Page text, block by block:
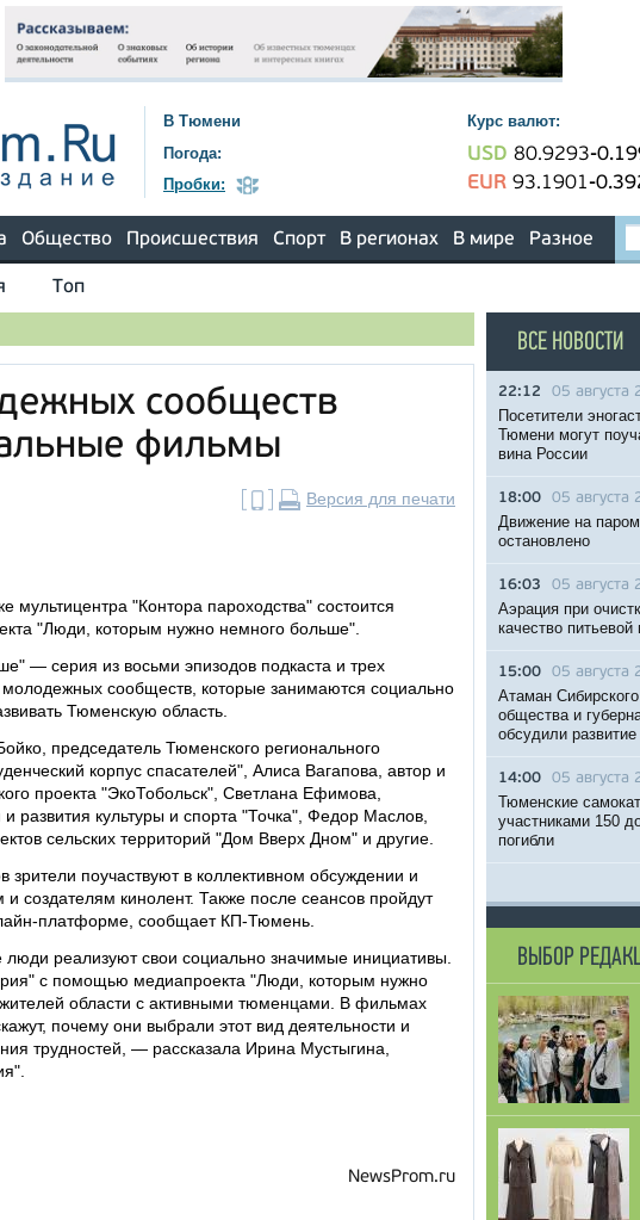
В Тюмени
Погода:
Пробки:
Курс валют:
USD 80.9293-
EUR 93.1901-
Общество Происшествия Спорт В регионах В мире Разное
Топ
сообществ
фильмы
Версия для печати
мультицентра "Контора пароходства" состоится
"Люди, которым нужно немного больше".
— серия из восьми эпизодов подкаста и трех
сообществ, которые занимаются социально
Тюменскую область.
председатель Тюменского регионального
корпус спасателей", Алиса Вагапова, автор и
проекта "ЭкоТобольск", Светлана Ефимова,
культуры и спорта "Точка", Федор Маслов,
сельских территорий "Дом Вверх Дном" и другие.
поучаствуют в коллективном обсуждении и
создателям кинолент. Также после сеансов пройдут
платформе, сообщает КП-Тюмень.
реализуют свои социально значимые инициативы.
с помощью медиапроекта "Люди, которым нужно
области с активными тюменцами. В фильмах
почему они выбрали этот вид деятельности и
трудностей, — рассказала Ирина Мустыгина,
NewsProm.ru
ВСЕ НОВОСТИ
22:12 05 августа
Посетители
Тюмени могут
вина России
18:00 05 августа
Движение на
остановлено
16:03 05 августа
Аэрация при
качество
15:00 05 августа
Атаман Сибирского
общества и
обсудили развитие
14:00 05 августа
Тюменские
участниками 150
погибли
ВЫБОР